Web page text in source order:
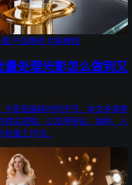
理 产品精修 功能教程
量处理光影怎么做到又
光影是最耗时的环节。本文讲清楚
真实逻辑，以及用预设、抽样、人
量工作流。